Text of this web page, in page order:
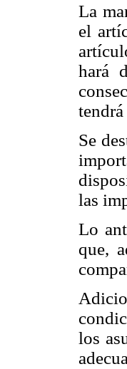
La
el
hará
Se
las
Lo
que,
los